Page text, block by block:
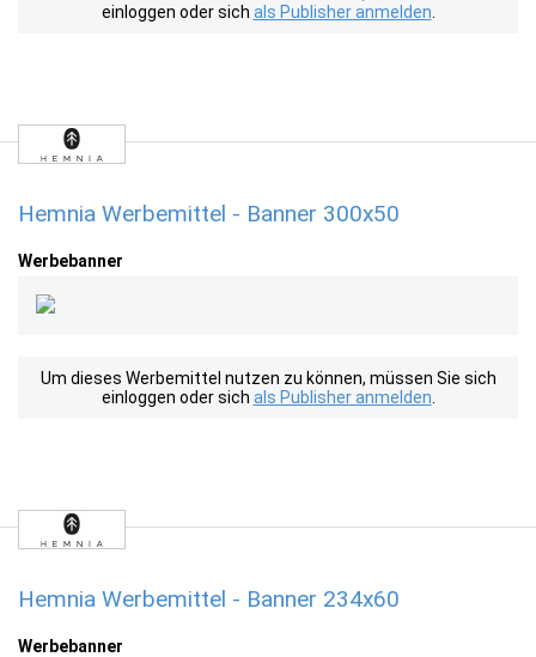
einloggen oder sich als Publisher anmelden
Hemnia Werbemittel - Banner 300x50
Werbebanner
Um dieses Werbemittel nutzen zu können, müssen Sie sich
einloggen oder sich als Publisher anmelden
Hemnia Werbemittel - Banner 234x60
Werbebanner